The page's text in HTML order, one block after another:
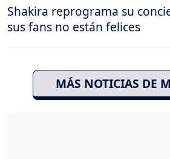
Shakira reprograma su
sus fans no están felices
MÁS NOTICIAS DE